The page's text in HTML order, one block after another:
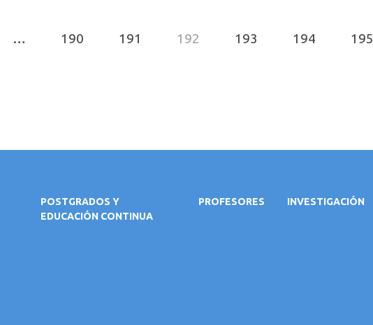
… 190 191 192 193 194 195
POSTGRADOS Y
EDUCACIÓN CONTINUA
PROFESORES INVESTIGACIÓN